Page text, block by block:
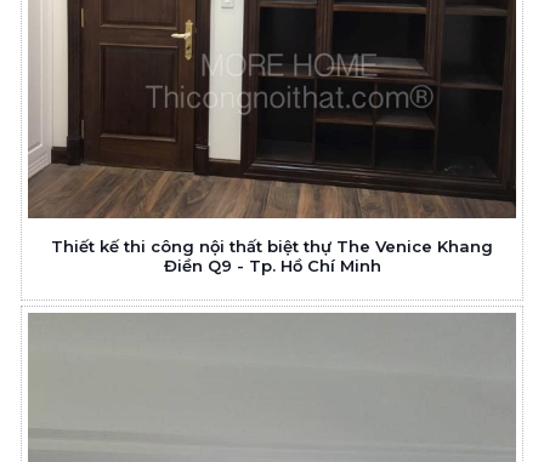
Thiết kế thi công nội thất biệt thự The Venice Khang
Điền Q9 - Tp. Hồ Chí Minh